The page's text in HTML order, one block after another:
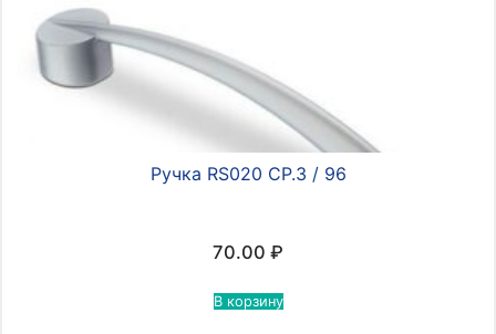
Ручка RS020 CP.3 / 96
70.00 ₽
В корзину